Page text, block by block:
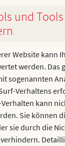
und
Website kann
werden. Das
sogenannten
Verhaltens
kann
Sie können
sie durch die